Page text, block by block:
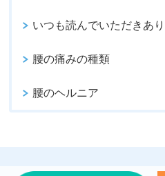
いつも読んでいただきあ
腰の痛みの種類
腰のヘルニア